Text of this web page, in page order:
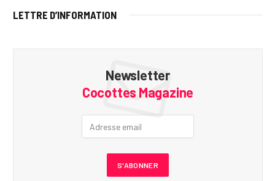
LETTRE D’INFORMATION
Newsletter
Cocottes Magazine